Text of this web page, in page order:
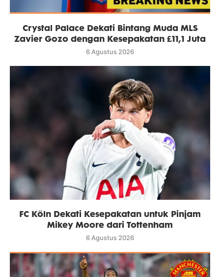
Crystal Palace Dekati Bintang Muda MLS
Zavier Gozo dengan Kesepakatan £11,1 Juta
6 Agustus 2026
FC Köln Dekati Kesepakatan untuk Pinjam
Mikey Moore dari Tottenham
6 Agustus 2026